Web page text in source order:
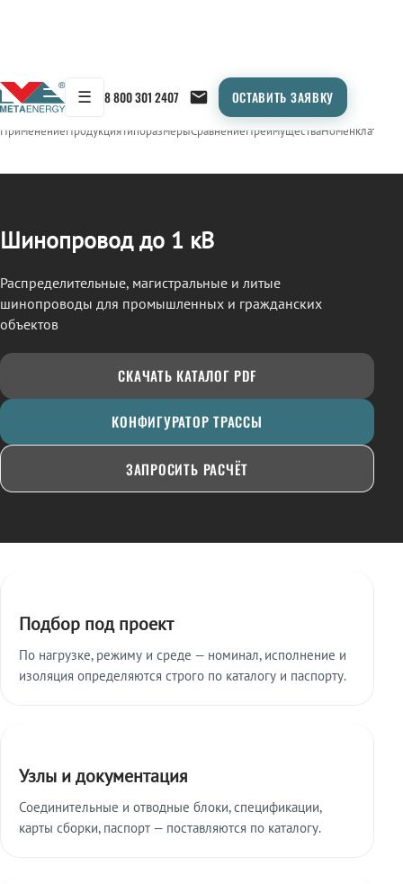
☰ 8 800 301 2407 ОСТАВИТЬ ЗАЯВКУ
← Продукция/ШИНОПРОВОД
ПрименениеПродукцияТипоразмерыСравнениеПреимуществаНоменклатура
Шинопровод до 1 кВ
Распределительные, магистральные и литые
шинопроводы для промышленных и гражданских
объектов
СКАЧАТЬ КАТАЛОГ PDF
КОНФИГУРАТОР ТРАССЫ
ЗАПРОСИТЬ РАСЧЁТ
Подбор под проект
По нагрузке, режиму и среде — номинал, исполнение и
изоляция определяются строго по каталогу и паспорту.
Узлы и документация
Соединительные и отводные блоки, спецификации,
карты сборки, паспорт — поставляются по каталогу.